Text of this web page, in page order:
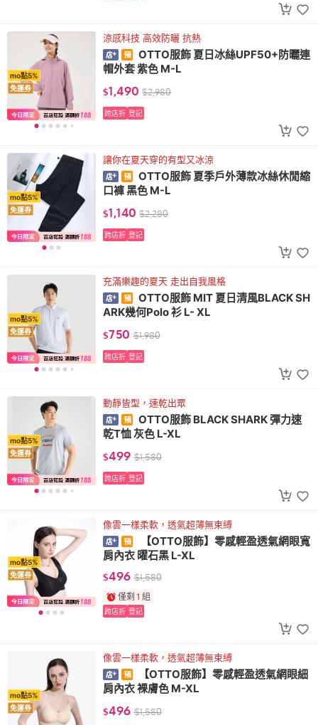
mo點5%
免運券
涼感科技 高效防曬 抗熱
OTTO服飾 夏日冰絲UPF50+防曬連
帽外套 紫色 M-L
$1,490 $2,980
跨店折 登記
mo點5%
免運券
讓你在夏天穿的有型又冰涼
OTTO服飾 夏季戶外薄款冰絲休閒縮
口褲 黑色 M-L
$1,140 $2,280
跨店折 登記
mo點5%
免運券
充滿樂趣的夏天 走出自我風格
OTTO服飾 MIT 夏日清風BLACK SH
ARK幾何Polo 衫 L- XL
$750 $1,980
跨店折 登記
mo點5%
免運券
動靜皆型，速乾出眾
OTTO服飾 BLACK SHARK 彈力速
乾T恤 灰色 L-XL
$499 $1,580
跨店折 登記
mo點5%
免運券
像雲一樣柔軟，透氣超薄無束縛
【OTTO服飾】零感輕盈透氣網眼寬
肩內衣 曜石黑 L-XL
$496 $1,580
僅剩 1 組
跨店折 登記
mo點5%
免運券
像雲一樣柔軟，透氣超薄無束縛
【OTTO服飾】零感輕盈透氣網眼細
肩內衣 裸膚色 M-XL
$496 $1,580